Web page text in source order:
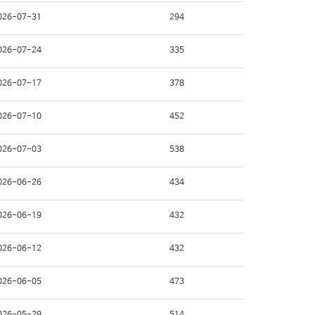
07-31 294
07-24 335
07-17 378
07-10 452
07-03 538
06-26 434
06-19 432
06-12 432
06-05 473